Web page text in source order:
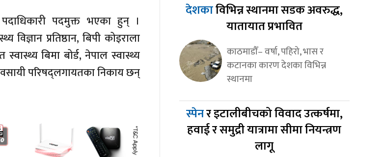
पदाधिकारी पदमुक्त भएका हुन् ।
विज्ञान प्रतिष्ठान, बिपी कोइराला
स्वास्थ्य बिमा बोर्ड, नेपाल स्वास्थ्य
परिषद्लगायतका निकाय छन्
देशकाविभिन्न स्थानमा सडक अवरुद्ध,
यातायात प्रभावित
काठमाडौँ– वर्षा, पहिरो, भास र
कटानका कारण देशका विभिन्न
स्थानमा
स्पेनर इटालीबीचको विवाद उत्कर्षमा,
हवाई र समुद्री यात्रामा सीमा नियन्त्रण
लागू